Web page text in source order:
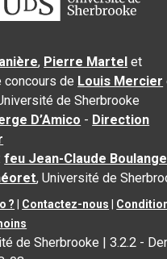
, Pierre Martel et
concours de Louis Mercier
de Sherbrooke
D’Amico - Direction
feu Jean-Claude
, Université de
? Contactez-nous
de Sherbrooke |3.2.2 -